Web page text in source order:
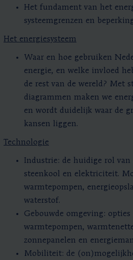
Het fundament van het
systeemgrenzen en
Het energiesysteem
Waar en hoe gebruiken
energie, en welke invloed
de rest van de wereld? Met
diagrammen maken we
en wordt duidelijk waar de
kansen liggen.
Technologie
Industrie: de huidige rol van
steenkool en elektriciteit.
warmtepompen,
waterstof.
Gebouwde omgeving: opties
warmtepompen,
zonnepanelen en
Mobiliteit: de